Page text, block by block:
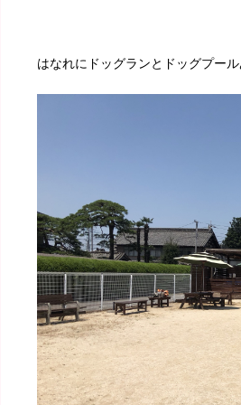
はなれにドッグランとドッグプー